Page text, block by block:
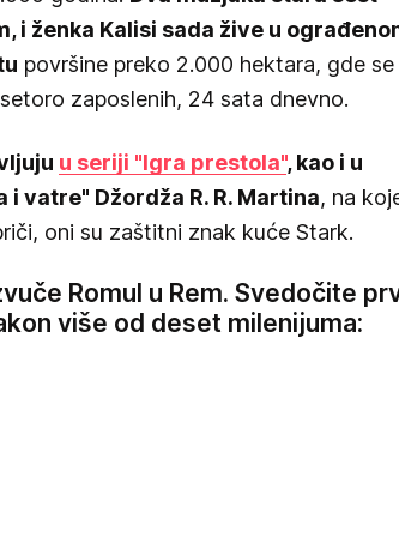
i ženka Kalisi sada žive u
površine preko 2.000 hektara, gde se
zaposlenih, 24 sata dnevno.
u seriji "Igra prestola", kao i u
i vatre" Džordža R. R. Martina, na
oni su zaštitni znak kuće Stark.
Romul u Rem. Svedočite
više od deset milenijuma: